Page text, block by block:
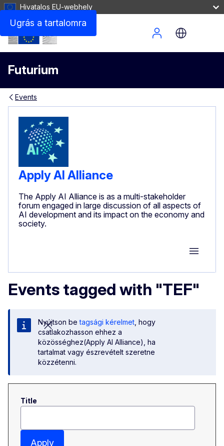
Ugrás a tartalomra
Hivatalos EU-webhely
Futurium
Site Menu
Events
Apply AI Alliance
The Apply AI Alliance is as a multi-stakeholder
forum engaged in large discussion of all aspects of
AI development and its impact on the economy and
society.
Group
Events tagged with "TEF"
Nyújtson betagsági kérelmet , hogy
csatlakozhasson ehhez a
közösséghez(Apply AI Alliance), ha
tartalmat vagy észrevételt szeretne
közzétenni.
Title
Apply